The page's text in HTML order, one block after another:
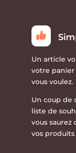
Un article
votre panier
vous voulez.
Un coup de
liste de
vous
vos